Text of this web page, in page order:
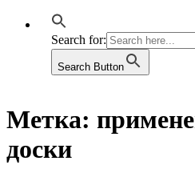
Search for:
Search Button
Метка:
доски